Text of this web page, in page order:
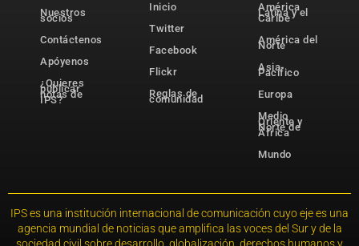
Nuestros
socios
Contáctenos
Apóyenos
¿Quieres
publicar
notas de
IPS?
Inicio
Twitter
Facebook
Flickr
Reglas de
comunidad
América
Latina y el
Caribe
América del
Norte
Asia-
Pacífico
Europa
Medio
Oriente y
Norte de
África
Mundo
IPS es una institución internacional de comunicación cuyo eje es una
agencia mundial de noticias que amplifica las voces del Sur y de la